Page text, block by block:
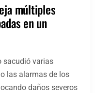
múltiples
en un
sacudió varias
las alarmas de los
daños severos